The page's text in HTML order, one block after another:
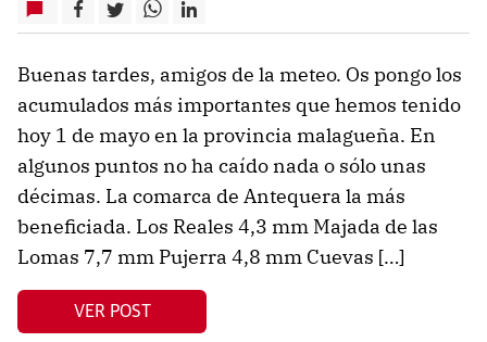
Buenas tardes, amigos de la meteo. Os pongo los
acumulados más importantes que hemos tenido
hoy 1 de mayo en la provincia malagueña. En
algunos puntos no ha caído nada o sólo unas
décimas. La comarca de Antequera la más
beneficiada. Los Reales 4,3 mm Majada de las
Lomas 7,7 mm Pujerra 4,8 mm Cuevas […]
VER POST